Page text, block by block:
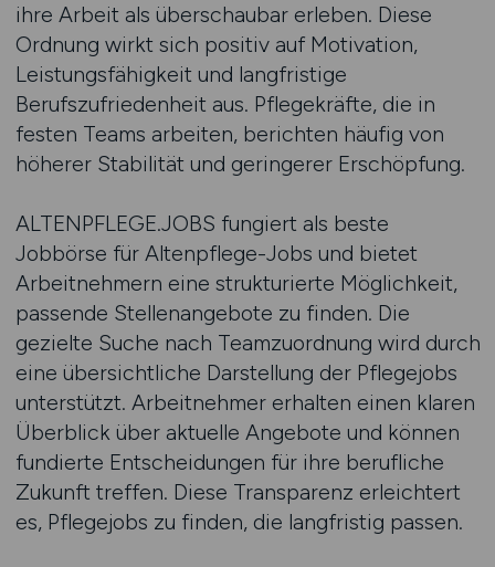
ihre Arbeit als überschaubar erleben. Diese
Ordnung wirkt sich positiv auf Motivation,
Leistungsfähigkeit und langfristige
Berufszufriedenheit aus. Pflegekräfte, die in
festen Teams arbeiten, berichten häufig von
höherer Stabilität und geringerer Erschöpfung.
ALTENPFLEGE.JOBS fungiert als beste
Jobbörse für Altenpflege-Jobs und bietet
Arbeitnehmern eine strukturierte Möglichkeit,
passende Stellenangebote zu finden. Die
gezielte Suche nach Teamzuordnung wird durch
eine übersichtliche Darstellung der Pflegejobs
unterstützt. Arbeitnehmer erhalten einen klaren
Überblick über aktuelle Angebote und können
fundierte Entscheidungen für ihre berufliche
Zukunft treffen. Diese Transparenz erleichtert
es, Pflegejobs zu finden, die langfristig passen.